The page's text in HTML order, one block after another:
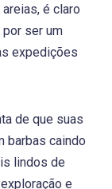
é claro
por ser um
expedições
de que suas
barbas caindo
lindos de
e